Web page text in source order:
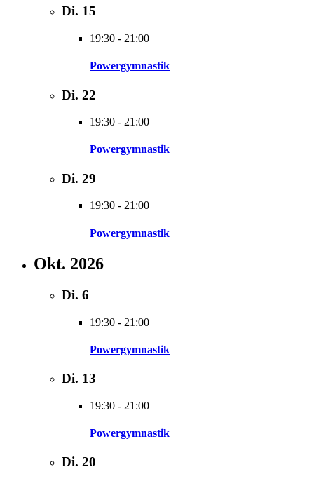
Di. 15
19:30 - 21:00
Powergymnastik
Di. 22
19:30 - 21:00
Powergymnastik
Di. 29
19:30 - 21:00
Powergymnastik
Okt. 2026
Di. 6
19:30 - 21:00
Powergymnastik
Di. 13
19:30 - 21:00
Powergymnastik
Di. 20